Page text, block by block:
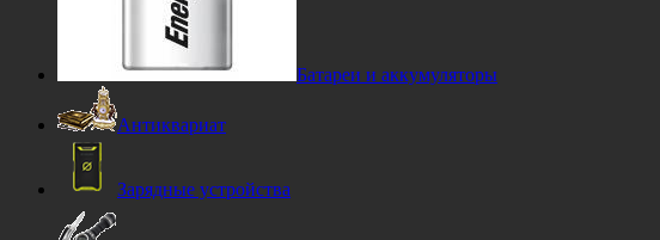
Батареи и аккумуляторы
Антиквариат
Зарядные устройства